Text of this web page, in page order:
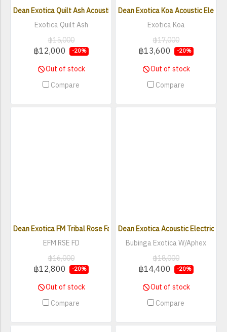
Dean Exotica Quilt Ash Acoustic Electric Guitar
Exotica Quilt Ash
฿15,000
฿12,000 -20%
Out of stock
Compare
Dean Exotica Koa Acoustic
Exotica Koa
฿17,000
฿13,600 -20%
Out of stock
Compare
Dean Exotica FM Tribal Rose Faded Denim Acoustic Electric Guitar
EFM RSE FD
฿16,000
฿12,800 -20%
Out of stock
Compare
Dean Exotica Acoustic Electric
Bubinga Exotica W/Aphex
฿18,000
฿14,400 -20%
Out of stock
Compare